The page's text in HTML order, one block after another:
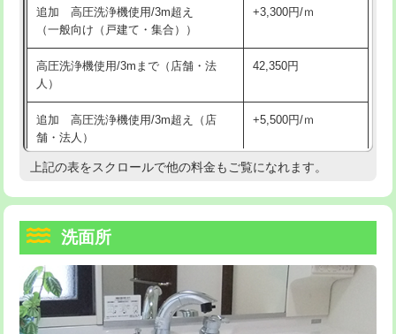
マス交換（深さ50㎝以上） 66,000円
コンクリート斫り（厚さ10㎝まで） 27,500円
コンクリート斫り（厚さ10㎝超え）
モルタル補修（厚さ10㎝まで）
モルタル補修（厚さ10㎝超え） 38,500円
洗面台設置 38,500円
追加人工
廃棄・処分 現場見積
※給水管工事は20mmまでの価格です。
持込商品取付（混合水栓） 16,500円
給水管工事※（ホール加工)
給水管工事※（バンド止め) 3,300円
給水管工事※（支持金具設置) 5,500円
給水管工事※（保温材使用（バンド止
め込み）)
5,500円
給水管工事※（土の掘削・埋め戻し作
業)
11,000円
給水管工事※（塩ビ管（VP・HI）使
用/3ｍまで)
33,000円
追加 高圧洗浄機使用/3m超え
（一般向け（戸建て・集合））
+3,300円/ｍ
高圧洗浄機使用/3mまで（店舗・法
人）
42,350円
追加 高圧洗浄機使用/3m超え（店
舗・法人）
+5,500円/ｍ
高度高圧洗浄換 現地調査
トーラー機使用/3mまで
追加トーラー機使用/3m超え +3,300円
カメラ調査 33,000円
上記の表をスクロールで他の料金もご覧になれます。
洗面所